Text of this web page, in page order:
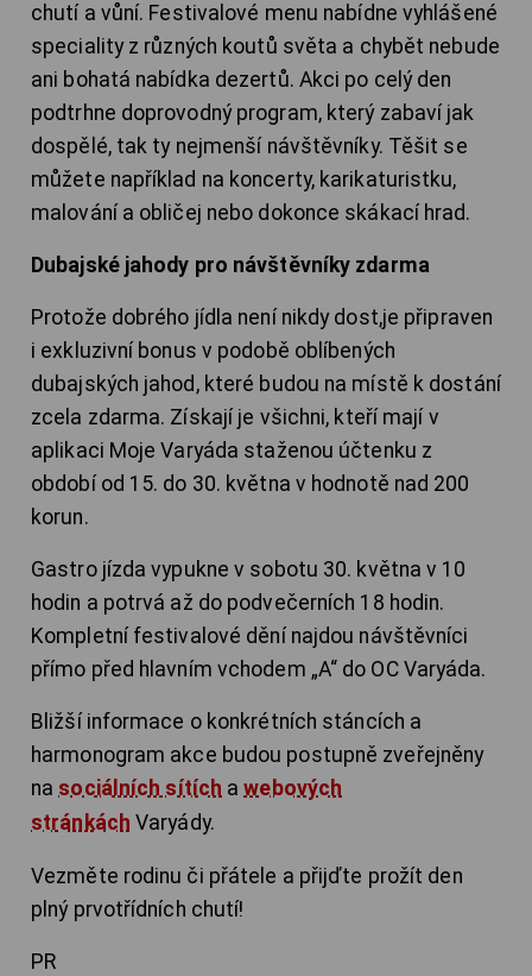
chutí a vůní. Festivalové menu nabídne vyhlášené
speciality z různých koutů světa a chybět nebude
ani bohatá nabídka dezertů. Akci po celý den
podtrhne doprovodný program, který zabaví jak
dospělé, tak ty nejmenší návštěvníky. Těšit se
můžete například na koncerty, karikaturistku,
malování a obličej nebo dokonce skákací hrad.
Dubajské jahody pro návštěvníky zdarma
Protože dobrého jídla není nikdy dost,je připraven
i exkluzivní bonus v podobě oblíbených
dubajských jahod, které budou na místě k dostání
zcela zdarma. Získají je všichni, kteří mají v
aplikaci Moje Varyáda staženou účtenku z
období od 15. do 30. května v hodnotě nad 200
korun.
Gastro jízda vypukne v sobotu 30. května v 10
hodin a potrvá až do podvečerních 18 hodin.
Kompletní festivalové dění najdou návštěvníci
přímo před hlavním vchodem „A“ do OC Varyáda.
Bližší informace o konkrétních stáncích a
harmonogram akce budou postupně zveřejněny
na sociálních sítích awebových
stránkách Varyády.
Vezměte rodinu či přátele a přijďte prožít den
plný prvotřídních chutí!
PR